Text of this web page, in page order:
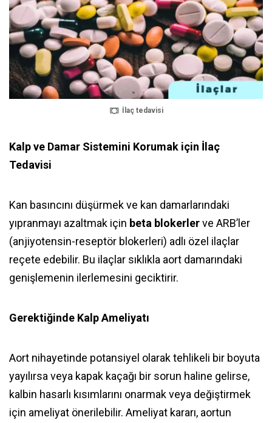
İlaç tedavisi
Kalp ve Damar Sistemini Korumak için İlaç
Tedavisi
Kan basıncını düşürmek ve kan damarlarındaki
yıpranmayı azaltmak için beta blokerlerve ARB’ler
(anjiyotensin-reseptör blokerleri) adlı özel ilaçlar
reçete edebilir. Bu ilaçlar sıklıkla aort damarındaki
genişlemenin ilerlemesini geciktirir.
Gerektiğinde Kalp Ameliyatı
Aort nihayetinde potansiyel olarak tehlikeli bir boyuta
yayılırsa veya kapak kaçağı bir sorun haline gelirse,
kalbin hasarlı kısımlarını onarmak veya değiştirmek
için ameliyat önerilebilir. Ameliyat kararı, aortun